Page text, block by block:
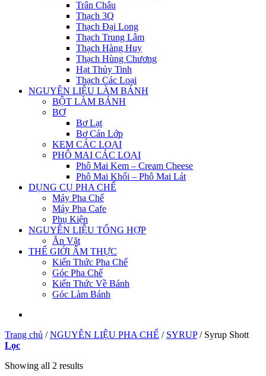
Trân Châu
Thạch 3Q
Thạch Đại Long
Thạch Trung Lâm
Thạch Hàng Huy
Thạch Hùng Chương
Hạt Thủy Tinh
Thạch Các Loại
NGUYÊN LIỆU LÀM BÁNH
BỘT LÀM BÁNH
BƠ
Bơ Lạt
Bơ Cán Lớp
KEM CÁC LOẠI
PHÔ MAI CÁC LOẠI
Phô Mai Kem – Cream Cheese
Phô Mai Khối – Phô Mai Lát
DỤNG CỤ PHA CHẾ
Máy Pha Chế
Máy Pha Cafe
Phụ Kiện
NGUYÊN LIỆU TỔNG HỢP
Ăn Vặt
THẾ GIỚI ẨM THỰC
Kiến Thức Pha Chế
Góc Pha Chế
Kiến Thức Về Bánh
Góc Làm Bánh
Trang chủ / NGUYÊN LIỆU PHA CHẾ / SYRUP /Syrup Shott
Lọc
Showing all 2 results